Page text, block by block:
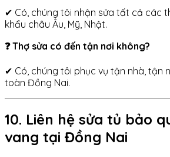
✔ Có, chúng tôi nhận sửa tất cả các
khẩu châu Âu, Mỹ, Nhật.
❓ Thợ sửa có đến tận nơi không?
✔ Có, chúng tôi phục vụ tận nhà, tận
toàn Đồng Nai.
10. Liên hệ sửa tủ bảo
vang tại Đồng Nai